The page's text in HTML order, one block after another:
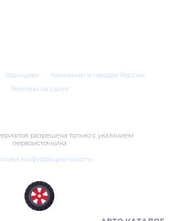
Одинцово
Компании в городах России
Реклама на сайте
разрешена только с указанием
первоисточника
конфиденциальности